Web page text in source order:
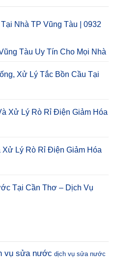
Nhà TP Vũng Tàu | 0932
Tàu Uy Tín Cho Mọi Nhà
Xử Lý Tắc Bồn Cầu Tại
Xử Lý Rò Rỉ Điện Giảm Hóa
Xử Lý Rò Rỉ Điện Giảm Hóa
Tại Cần Thơ – Dịch Vụ
vụ sửa nước dịch vụ sửa nước